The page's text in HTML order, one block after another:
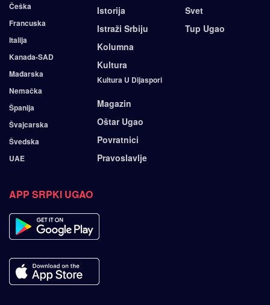
Češka
Francuska
Italija
Kanada-SAD
Mađarska
Nemačka
Španija
Švajcarska
Švedska
UAE
Istorija
Istraži Srbiju
Kolumna
Kultura
Kultura U Dijaspori
Magazin
Oštar Ugao
Povratnici
Pravoslavlje
Svet
Tup Ugao
APP SRPKI UGAO